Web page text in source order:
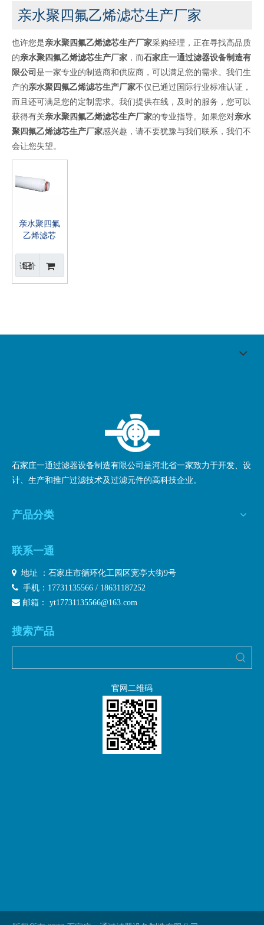
亲水聚四氟乙烯滤芯生产厂家
也许您是亲水聚四氟乙烯滤芯生产厂家采购经理，正在寻找高品质
的亲水聚四氟乙烯滤芯生产厂家 ，而石家庄一通过滤器设备制造有
限公司 是一家专业的制造商和供应商，可以满足您的需求。我们生
产的亲水聚四氟乙烯滤芯生产厂家不仅已通过国际行业标准认证，
而且还可满足您的定制需求。我们提供在线，及时的服务，您可以
获得有关亲水聚四氟乙烯滤芯生产厂家的专业指导。如果您对亲水
聚四氟乙烯滤芯生产厂家感兴趣，请不要犹豫与我们联系，我们不
会让您失望。
亲水聚四氟
乙烯滤芯
询价
石家庄一通过滤器设备制造有限公司是河北省一家致力于开发、设
计、生产和推广过滤技术及过滤元件的高科技企业。
产品分类
联系一通
 地址 ：石家庄市循环化工园区宽亭大街9号
 手机：17731135566 / 18631187252
 邮箱： yt17731135566@163.com
搜索产品
官网二维码